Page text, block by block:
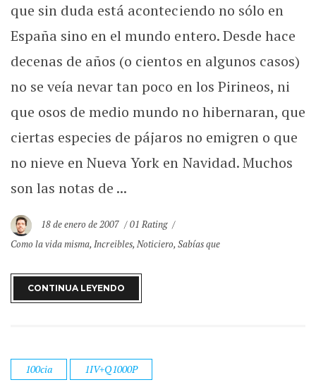
que sin duda está aconteciendo no sólo en
España sino en el mundo entero. Desde hace
decenas de años (o cientos en algunos casos)
no se veía nevar tan poco en los Pirineos, ni
que osos de medio mundo no hibernaran, que
ciertas especies de pájaros no emigren o que
no nieve en Nueva York en Navidad. Muchos
son las notas de ...
18 de enero de 2007
01 Rating
Como la vida misma,Increibles,Noticiero,Sabías que
CONTINUA LEYENDO
100cia 1IV+Q1000P